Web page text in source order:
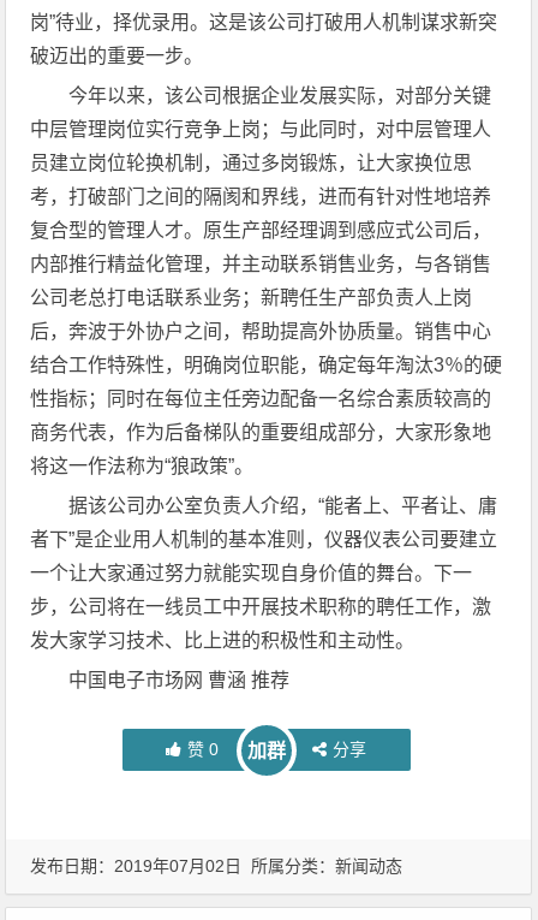
岗”待业，择优录用。这是该公司打破用人机制谋求新突
破迈出的重要一步。
今年以来，该公司根据企业发展实际，对部分关键
中层管理岗位实行竞争上岗；与此同时，对中层管理人
员建立岗位轮换机制，通过多岗锻炼，让大家换位思
考，打破部门之间的隔阂和界线，进而有针对性地培养
复合型的管理人才。原生产部经理调到感应式公司后，
内部推行精益化管理，并主动联系销售业务，与各销售
公司老总打电话联系业务；新聘任生产部负责人上岗
后，奔波于外协户之间，帮助提高外协质量。销售中心
结合工作特殊性，明确岗位职能，确定每年淘汰3％的硬
性指标；同时在每位主任旁边配备一名综合素质较高的
商务代表，作为后备梯队的重要组成部分，大家形象地
将这一作法称为“狼政策”。
据该公司办公室负责人介绍，“能者上、平者让、庸
者下”是企业用人机制的基本准则，仪器仪表公司要建立
一个让大家通过努力就能实现自身价值的舞台。下一
步，公司将在一线员工中开展技术职称的聘任工作，激
发大家学习技术、比上进的积极性和主动性。
中国电子市场网 曹涵 推荐
赞 0 加群 分享
发布日期：2019年07月02日 所属分类：新闻动态